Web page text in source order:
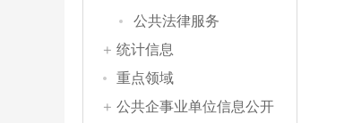
公共法律服务
统计信息
重点领域
公共企事业单位信息公开